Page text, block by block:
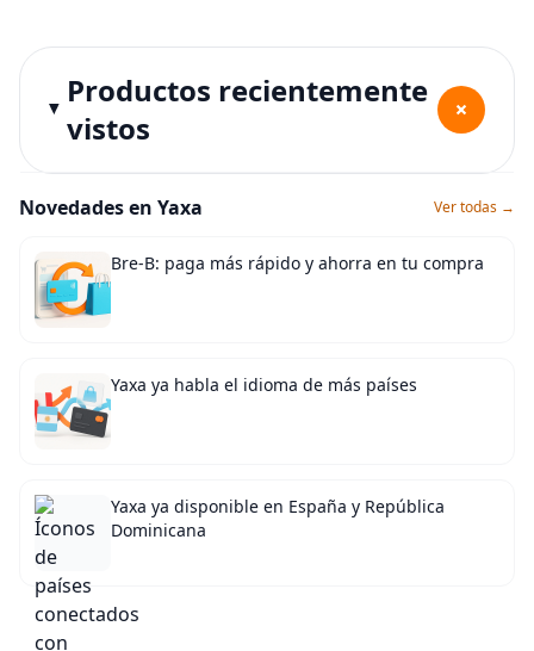
Productos recientemente
vistos
+
Novedades en Yaxa Ver todas →
Bre-B: paga más rápido y ahorra en tu compra
Yaxa ya habla el idioma de más países
Yaxa ya disponible en España y República
Dominicana